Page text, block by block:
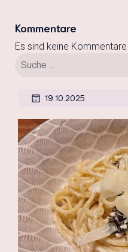
Kommentare
Es sind keine Kommentare
19.10.2025